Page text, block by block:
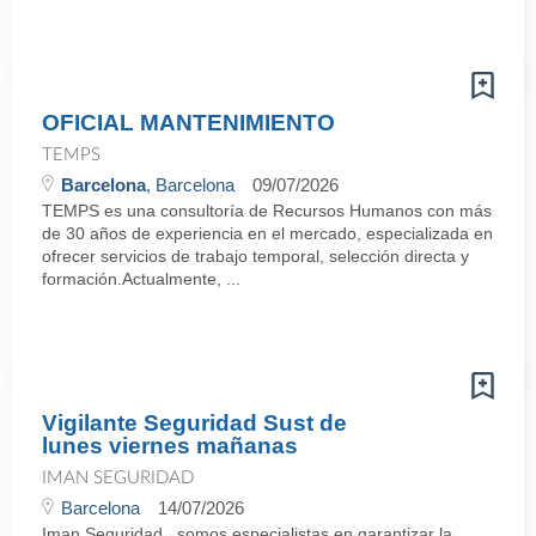
OFICIAL MANTENIMIENTO
TEMPS
Barcelona, Barcelona 09/07/2026
TEMPS es una consultoría de Recursos Humanos con más
de 30 años de experiencia en el mercado, especializada en
ofrecer servicios de trabajo temporal, selección directa y
formación.Actualmente, ...
Vigilante Seguridad Sust de
lunes viernes mañanas
IMAN SEGURIDAD
Barcelona 14/07/2026